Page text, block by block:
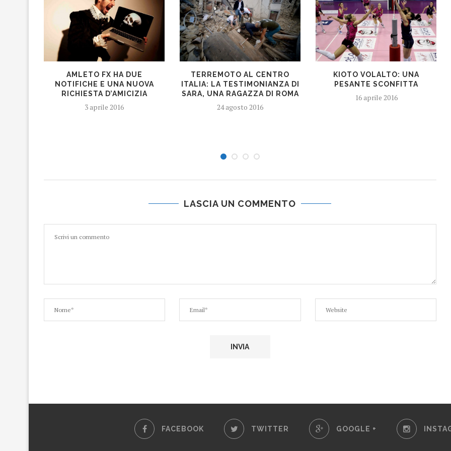
AMLETO FX HA DUE
NOTIFICHE E UNA NUOVA
RICHIESTA D’AMICIZIA
3 aprile 2016
TERREMOTO AL CENTRO
ITALIA: LA TESTIMONIANZA DI
SARA, UNA RAGAZZA DI ROMA
24 agosto 2016
KIOTO VOLALTO: UNA
PESANTE SCONFITTA
16 aprile 2016
LASCIA UN COMMENTO
FACEBOOK TWITTER GOOGLE +